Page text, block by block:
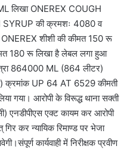
लिखा ONEREX COUGH
की क्रमशः 4080 व
शीशी की कीमत 150 रू
180 रू लिखा है लेबल लगा हुआ
864000 ML (864 लीटर)
क्रमांक UP 64 AT 6529 कीमती
गया। आरोपी के विरूद्ध थाना सक्ती
एनडीपीएस एक्ट कायम कर आरोपी
कर न्यायिक रिमाण्ड पर भेजा
कार्यवाही में निरीक्षक प्रवीण